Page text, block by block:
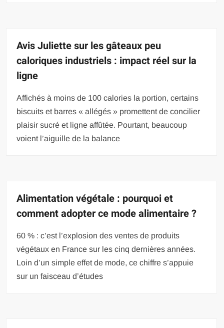
Avis Juliette sur les gâteaux peu
caloriques industriels : impact réel sur la
ligne
Affichés à moins de 100 calories la portion, certains
biscuits et barres « allégés » promettent de concilier
plaisir sucré et ligne affûtée. Pourtant, beaucoup
voient l’aiguille de la balance
Alimentation végétale : pourquoi et
comment adopter ce mode alimentaire ?
60 % : c’est l’explosion des ventes de produits
végétaux en France sur les cinq dernières années.
Loin d’un simple effet de mode, ce chiffre s’appuie
sur un faisceau d’études